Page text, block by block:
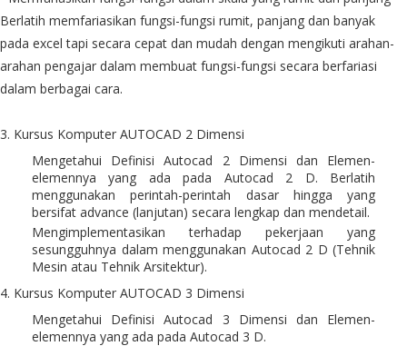
Berlatih memfariasikan fungsi-fungsi rumit, panjang dan banyak
pada excel tapi secara cepat dan mudah dengan mengikuti arahan-
arahan pengajar dalam membuat fungsi-fungsi secara berfariasi
dalam berbagai cara.
3. Kursus Komputer AUTOCAD 2 Dimensi
Mengetahui Definisi Autocad 2 Dimensi dan Elemen-
elemennya yang ada pada Autocad 2 D. Berlatih
menggunakan perintah-perintah dasar hingga yang
bersifat advance (lanjutan) secara lengkap dan mendetail.
Mengimplementasikan terhadap pekerjaan yang
sesungguhnya dalam menggunakan Autocad 2 D (Tehnik
Mesin atau Tehnik Arsitektur).
4. Kursus Komputer AUTOCAD 3 Dimensi
Mengetahui Definisi Autocad 3 Dimensi dan Elemen-
elemennya yang ada pada Autocad 3 D.